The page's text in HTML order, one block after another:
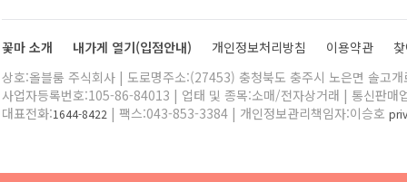
꽃마 소개 내가게 열기(입점안내) 개인정보처리방침 이용약관
상호:올블룸 주식회사 | 도로명주소:(27453) 충청북도 충주시 노은면 솔고
사업자등록번호:105-86-84013 | 업태 및 종목:소매/전자상거래 | 통신판매
대표전화:1644-8422 | 팩스:043-853-3384 | 개인정보관리책임자:이승호